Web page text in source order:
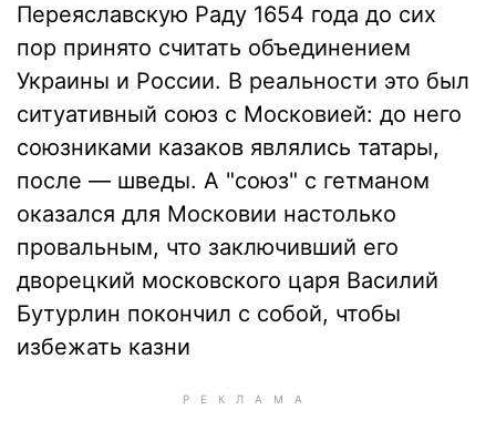
Переяславскую Раду 1654 года до сих
пор принято считать объединением
Украины и России. В реальности это был
ситуативный союз с Московией: до него
союзниками казаков являлись татары,
после — шведы. А "союз" с гетманом
оказался для Московии настолько
провальным, что заключивший его
дворецкий московского царя Василий
Бутурлин покончил с собой, чтобы
избежать казни